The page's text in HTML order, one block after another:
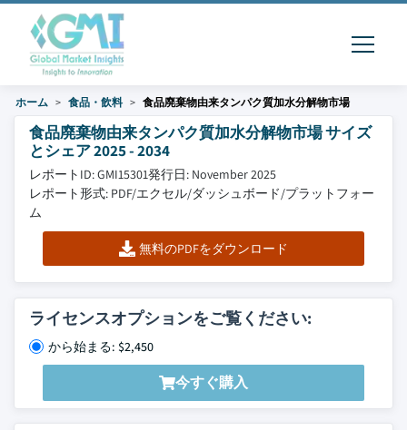
ホーム 食品・飲料 食品廃棄物由来タンパク質加水分解物市場
食品廃棄物由来タンパク質加水分解物市場 サイズ
とシェア 2025 - 2034
レポートID: GMI15301発行日: November 2025
レポート形式: PDF/エクセル/ダッシュボード/プラットフォー
ム
無料のPDFをダウンロード
ライセンスオプションをご覧ください:
から始まる: $2,450
今すぐ購入